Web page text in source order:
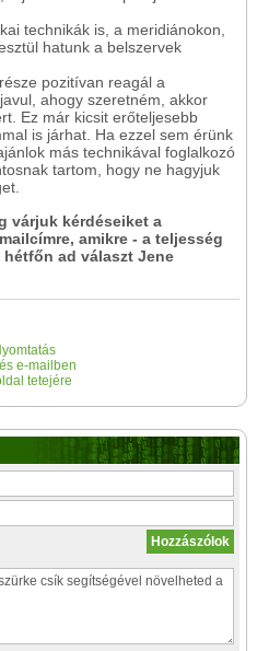
technikák is, a meridiánokon,
hatunk a belszervek
pozitívan reagál a
ahogy szeretném, akkor
Ez már kicsit erőteljesebb
is járhat. Ha ezzel sem érünk
más technikával foglalkozó
tartom, hogy ne hagyjuk
várjuk kérdéseiket a
amikre - a teljesség
ad választ Jene
e-mailben
tetejére